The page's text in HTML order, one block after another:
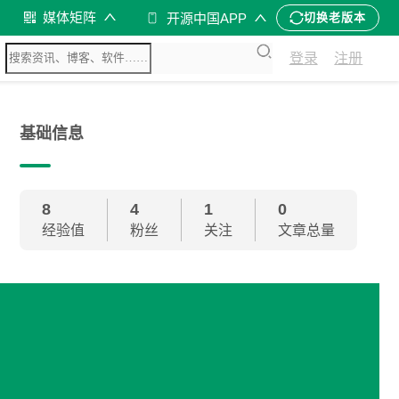
媒体矩阵 开源中国APP 切换老版本
登录 注册
基础信息
8
经验值
4
粉丝
1
关注
0
文章总量